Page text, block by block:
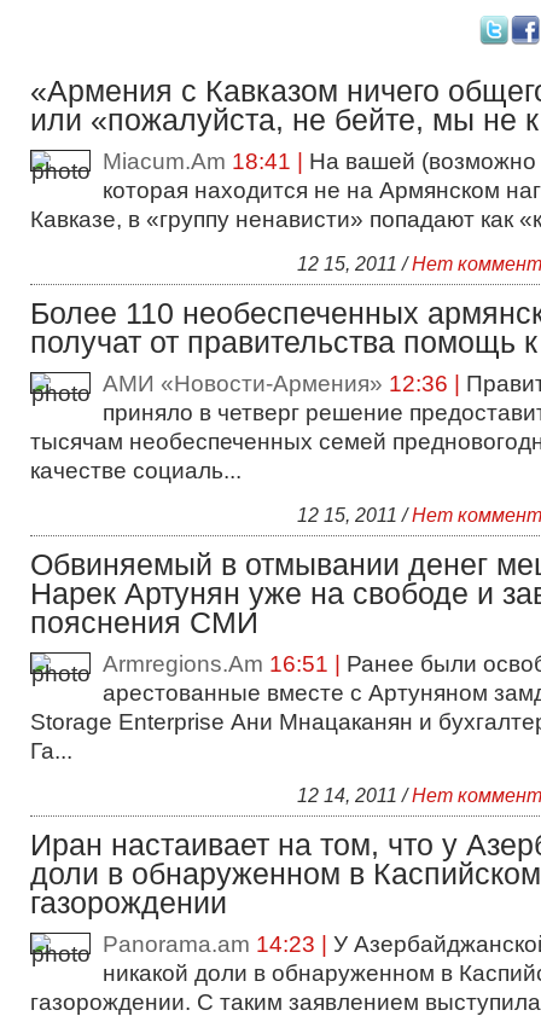
«Армения с Кавказом ничего
или «пожалуйста, не бейте, мы не
Miacum.Am 18:41 | На вашей (возможно
которая находится не на Армянском
Кавказе, в «группу ненависти» попадают как
12 15, 2011 /Нет
Более 110 необеспеченных
получат от правительства помощь
АМИ «Новости-Армения» 12:36 |
приняло в четверг решение
тысячам необеспеченных семей
качестве социаль...
12 15, 2011 /Нет
Обвиняемый в отмывании денег
Нарек Артунян уже на свободе и
пояснения СМИ
Armregions.Am 16:51 | Ранее были
арестованные вместе с Артуняном
Storage Enterprise Ани Мнацаканян и
Га...
12 14, 2011 /Нет
Иран настаивает на том, что у
доли в обнаруженном в
газорождении
Panorama.am 14:23 | У
никакой доли в обнаруженном в
газорождении. С таким заявлением